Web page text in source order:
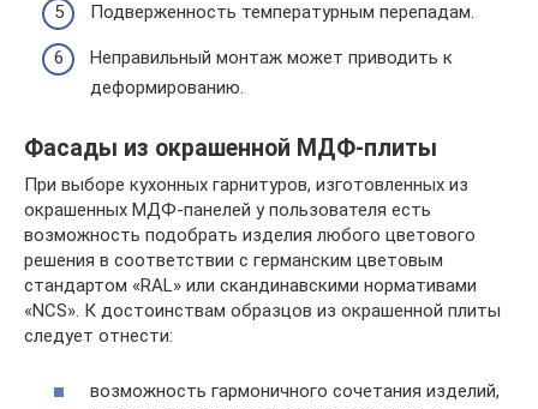
Подверженность температурным перепадам.
Неправильный монтаж может приводить к
деформированию.
Фасады из окрашенной МДФ-плиты
При выборе кухонных гарнитуров, изготовленных из
окрашенных МДФ-панелей у пользователя есть
возможность подобрать изделия любого цветового
решения в соответствии с германским цветовым
стандартом «RAL» или скандинавскими нормативами
«NCS». К достоинствам образцов из окрашенной плиты
следует отнести:
возможность гармоничного сочетания изделий,